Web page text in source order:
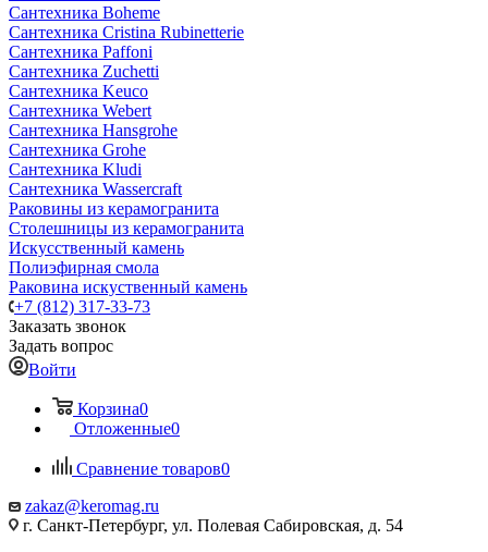
Сантехника Boheme
Сантехника Cristina Rubinetterie
Сантехника Paffoni
Сантехника Zuchetti
Сантехника Keuco
Сантехника Webert
Сантехника Hansgrohe
Сантехника Grohe
Сантехника Kludi
Сантехника Wassercraft
Раковины из керамогранита
Столешницы из керамогранита
Искусственный камень
Полиэфирная смола
Раковина искуственный камень
+7 (812) 317-33-73
Заказать звонок
Задать вопрос
Войти
Корзина0
Отложенные0
Сравнение товаров0
zakaz@keromag.ru
г. Санкт-Петербург, ул. Полевая Сабировская, д. 54